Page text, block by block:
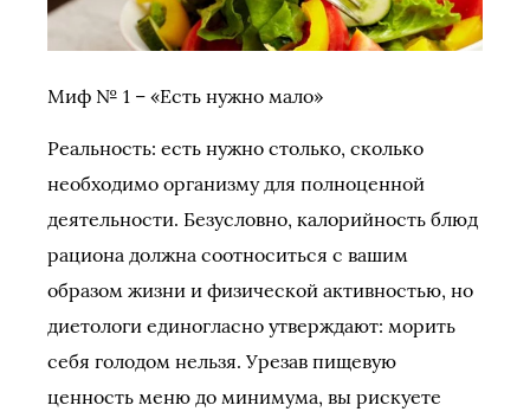
Миф № 1 – «Есть нужно мало»
Реальность: есть нужно столько, сколько
необходимо организму для полноценной
деятельности. Безусловно, калорийность блюд
рациона должна соотноситься с вашим
образом жизни и физической активностью, но
диетологи единогласно утверждают: морить
себя голодом нельзя. Урезав пищевую
ценность меню до минимума, вы рискуете